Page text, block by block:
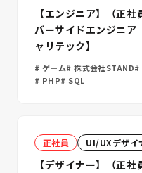
【エンジニア】（正
バーサイドエンジニア
ャリテック】
ゲーム 株式会社STAND
PHP
SQL
正社員 UI/UXデザイ
【デザイナー】（正